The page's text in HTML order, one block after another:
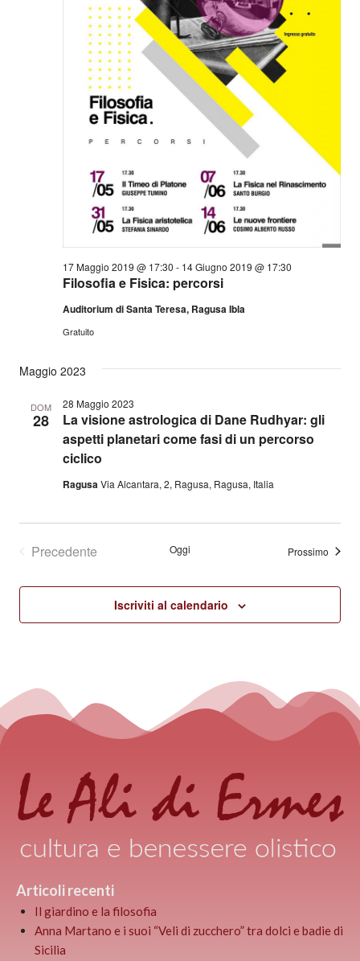
Filosofia e Fisica: percorsi
17 Maggio 2019 @ 17:30 - 14 Giugno 2019 @ 17:30
Auditorium di Santa Teresa, Ragusa Ibla
Gratuito
Maggio 2023
DOM
28
La visione astrologica di Dane Rudhyar: gli
aspetti planetari come fasi di un percorso
ciclico
28 Maggio 2023
RagusaVia Alcantara, 2, Ragusa, Ragusa, Italia
Precedente
Oggi Prossimo Eventi
Iscriviti al calendario
Articoli recenti
Il giardino e la filosofia
Anna Martano e i suoi “Veli di zucchero” tra dolci e badie di
Sicilia